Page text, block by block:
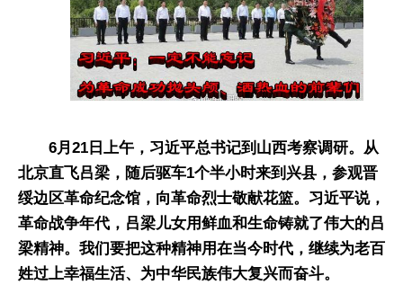
6月21日上午，习近平总书记到山西考察调研。从
北京直飞吕梁，随后驱车1个半小时来到兴县，参观晋
绥边区革命纪念馆，向革命烈士敬献花篮。习近平说，
革命战争年代，吕梁儿女用鲜血和生命铸就了伟大的吕
梁精神。我们要把这种精神用在当今时代，继续为老百
姓过上幸福生活、为中华民族伟大复兴而奋斗。